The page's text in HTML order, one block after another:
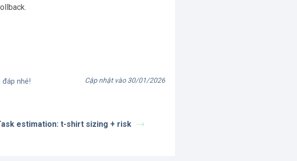
nhé! Cập nhật vào 30/01/2026
estimation: t-shirt sizing + risk